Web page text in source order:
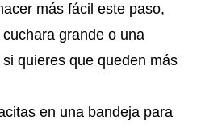
más fácil este paso,
grande o una
quieres que queden más
en una bandeja para